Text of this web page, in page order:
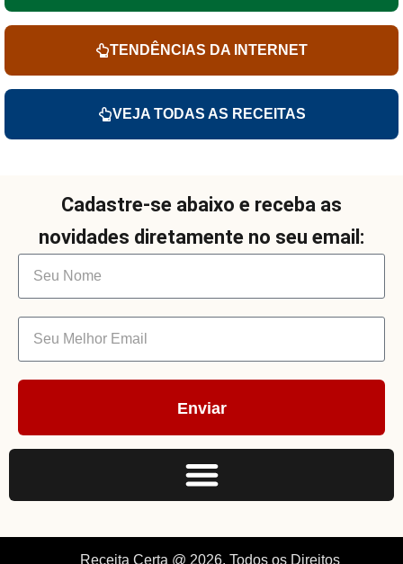
TENDÊNCIAS DA INTERNET
VEJA TODAS AS RECEITAS
Cadastre-se abaixo e receba as
novidades diretamente no seu email:
Enviar
Receita Certa @ 2026. Todos os Direitos